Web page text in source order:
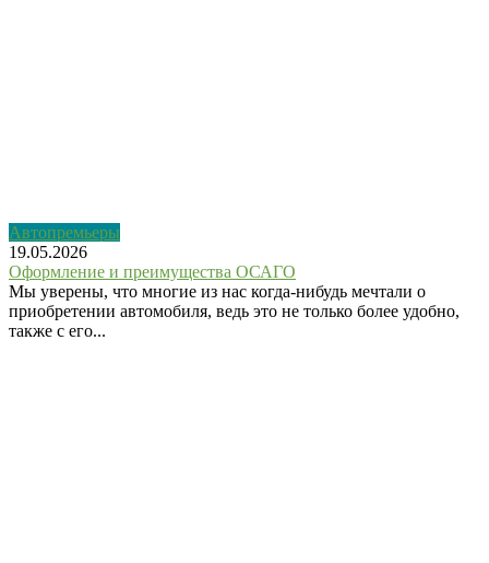
Автопремьеры
19.05.2026
Оформление и преимущества ОСАГО
Мы уверены, что многие из нас когда-нибудь мечтали о
приобретении автомобиля, ведь это не только более удобно,
также с его...